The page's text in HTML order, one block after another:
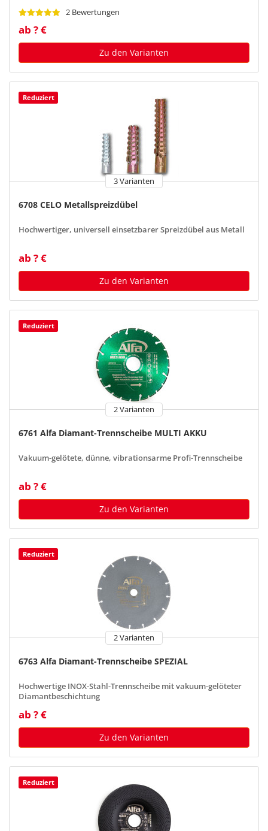
2 Bewertungen
ab ? €
Zu den Varianten
Reduziert
3 Varianten
6708 CELO Metallspreizdübel
Hochwertiger, universell einsetzbarer Spreizdübel aus Metall
ab ? €
Zu den Varianten
Reduziert
2 Varianten
6761 Alfa Diamant-Trennscheibe MULTI AKKU
Vakuum-gelötete, dünne, vibrationsarme Profi-Trennscheibe
ab ? €
Zu den Varianten
Reduziert
2 Varianten
6763 Alfa Diamant-Trennscheibe SPEZIAL
Hochwertige INOX-Stahl-Trennscheibe mit vakuum-gelöteter
Diamantbeschichtung
ab ? €
Zu den Varianten
Reduziert